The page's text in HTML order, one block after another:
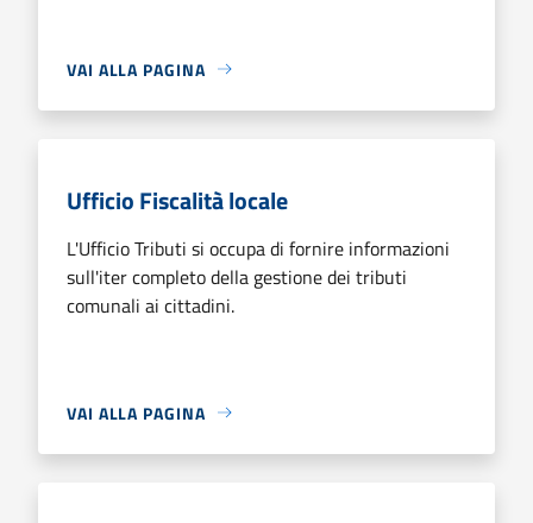
VAI ALLA PAGINA
Ufficio Fiscalità locale
L'Ufficio Tributi si occupa di fornire informazioni
sull'iter completo della gestione dei tributi
comunali ai cittadini.
VAI ALLA PAGINA